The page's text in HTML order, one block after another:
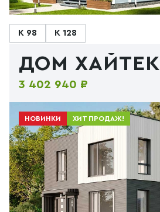
К 98 К 128
ДОМ ХАЙТЕК
3 402 940 ₽
НОВИНКИ ХИТ ПРОДАЖ!